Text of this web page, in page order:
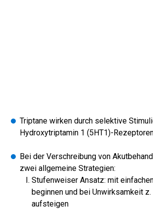
Triptane wirken durch selektive
Hydroxytriptamin 1 (5HT1)-
Bei der Verschreibung von
zwei allgemeine Strategien:
Stufenweiser Ansatz: mit
beginnen und bei Unwirksamkeit z.
aufsteigen